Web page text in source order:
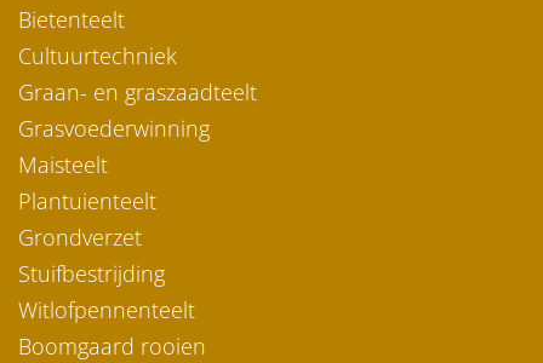
Bietenteelt
Cultuurtechniek
Graan- en graszaadteelt
Grasvoederwinning
Maisteelt
Plantuienteelt
Grondverzet
Stuifbestrijding
Witlofpennenteelt
Boomgaard rooien